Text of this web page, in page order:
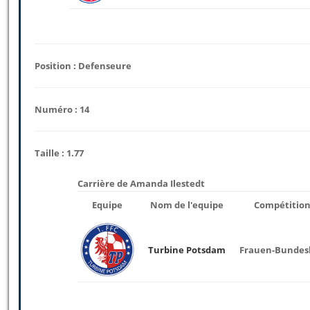
Position : Defenseure
Numéro : 14
Taille : 1.77
Carrière de Amanda Ilestedt
Equipe
Nom de l'equipe Compétition
Turbine Potsdam Frauen-